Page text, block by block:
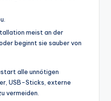
meist an der
beginnt sie sauber von
alle unnötigen
USB-Sticks, externe
vermeiden.